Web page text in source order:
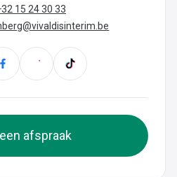
15 24 30 33
afspraak